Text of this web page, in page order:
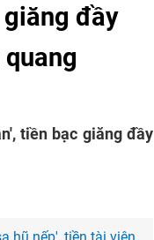
đầy
tiền bạc giăng đầy